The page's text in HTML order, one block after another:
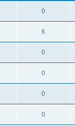
0
6
0
0
0
0